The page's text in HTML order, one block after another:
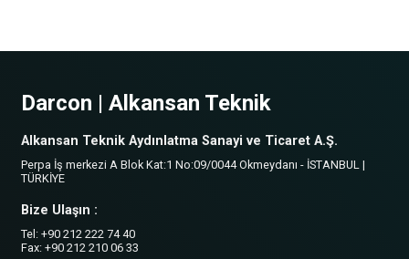
Darcon | Alkansan Teknik
Alkansan Teknik Aydınlatma Sanayi ve Ticaret A.Ş.
Perpa İş merkezi A Blok Kat:1 No:09/0044 Okmeydanı - İSTANBUL |
TÜRKİYE
Bize Ulaşın :
Tel: +90 212 222 74 40
Fax: +90 212 210 06 33